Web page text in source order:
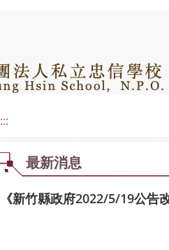
:::
最新消息
《新竹縣政府2022/5/19公告